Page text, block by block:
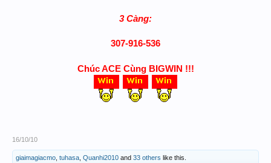
3 Càng:
307-916-536
Chúc ACE Cùng BIGWIN !!!
16/10/10
giaimagiacmo tuhasa Quanhi2010 and 33 others like this.